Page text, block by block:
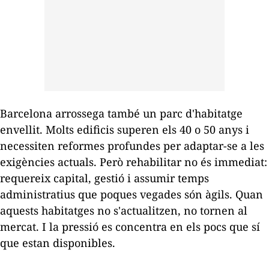
Barcelona arrossega també un parc d'habitatge
envellit. Molts edificis superen els 40 o 50 anys i
necessiten reformes profundes per adaptar-se a les
exigències actuals. Però rehabilitar no és immediat:
requereix capital, gestió i assumir temps
administratius que poques vegades són àgils. Quan
aquests habitatges no s'actualitzen, no tornen al
mercat. I la pressió es concentra en els pocs que sí
que estan disponibles.